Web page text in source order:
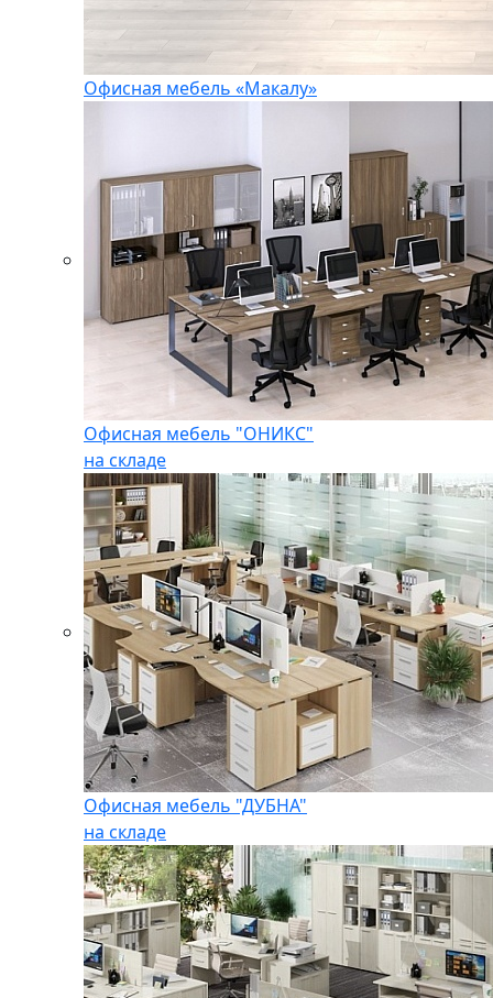
Офисная мебель «Макалу»
Офисная мебель "ОНИКС"
на складе
Офисная мебель "ДУБНА"
на складе